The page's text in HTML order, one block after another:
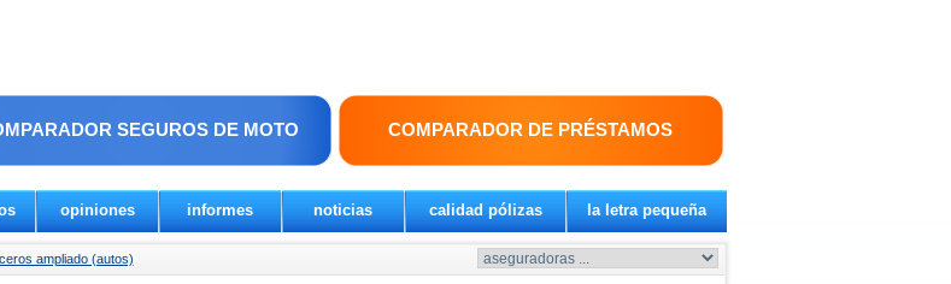
SEGUROS DE MOTO COMPARADOR DE PRÉSTAMOS
opiniones informes noticias calidad pólizas la letra pequeña
ampliado (autos)